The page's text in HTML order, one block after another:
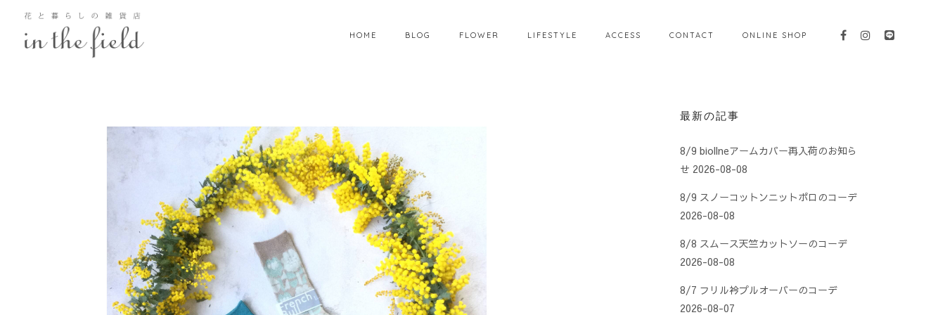
HOME BLOG FLOWER LIFESTYLE ACCESS CONTACT ONLINE SHOP
最新の記事
8/9 biollneアームカバー再入荷のお知ら
せ 2026-08-08
8/9 スノーコットンニットポロのコーデ
2026-08-08
8/8 スムース天竺カットソーのコーデ
2026-08-08
8/7 フリル衿プルオーバーのコーデ
2026-08-07